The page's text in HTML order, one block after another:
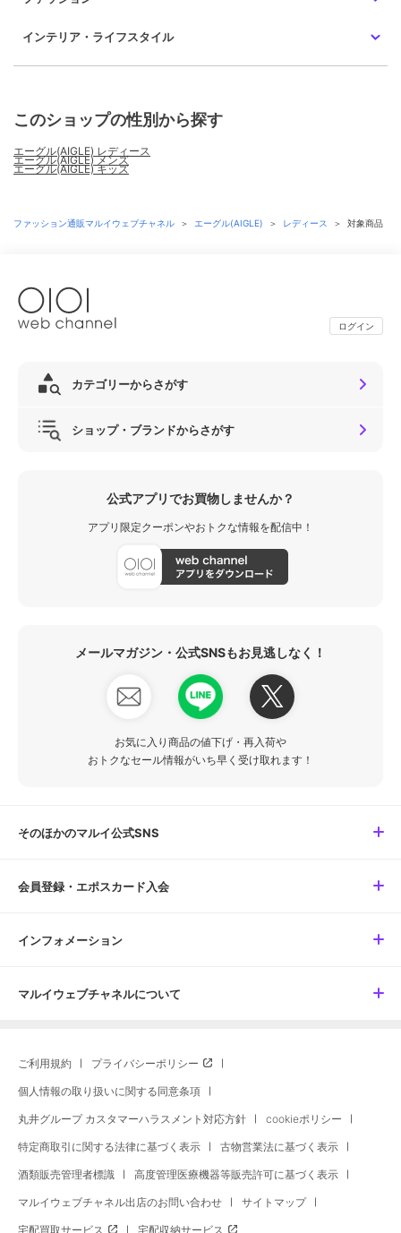
インテリア・ライフスタイル
このショップの性別から探す
エーグル(AIGLE) レディース
エーグル(AIGLE) メンズ
エーグル(AIGLE) キッズ
ファッション通販マルイウェブチャネル ＞ エーグル(AIGLE) ＞ レディース ＞ 対象商品
ログイン
カテゴリーからさがす
ショップ・ブランドからさがす
公式アプリでお買物しませんか？
アプリ限定クーポンやおトクな情報を配信中！
メールマガジン・公式SNSもお見逃しなく！
お気に入り商品の値下げ・再入荷や
おトクなセール情報がいち早く受け取れます！
そのほかのマルイ公式SNS
会員登録・エポスカード入会
インフォメーション
マルイウェブチャネルについて
ご利用規約 プライバシーポリシー
個人情報の取り扱いに関する同意条項
丸井グループ カスタマーハラスメント対応方針 cookieポリシー
特定商取引に関する法律に基づく表示 古物営業法に基づく表示
酒類販売管理者標識 高度管理医療機器等販売許可に基づく表示
マルイウェブチャネル出店のお問い合わせ サイトマップ
宅配買取サービス 宅配収納サービス